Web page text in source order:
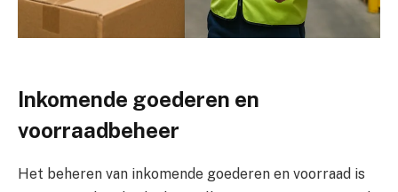
Inkomende goederen en
voorraadbeheer
Het beheren van inkomende goederen en voorraad is